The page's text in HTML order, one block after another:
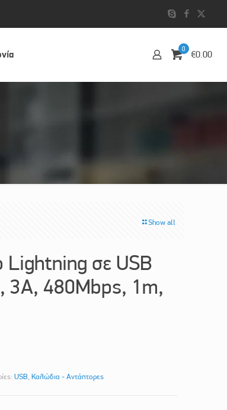
0 €0.00
Show all
Lightning σε USB
3Α, 480Mbps, 1m,
USB, Καλώδια - Αντάπτορες